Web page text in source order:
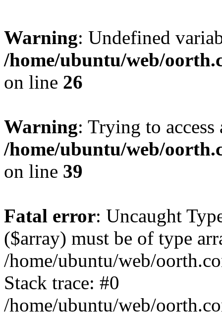
Warning: Undefined
/home/ubuntu/web/
on line 26
Warning: Trying to
/home/ubuntu/web/
on line 39
Fatal error: Uncaught
($array) must be of type
/home/ubuntu/web/
Stack trace: #0
/home/ubuntu/web/